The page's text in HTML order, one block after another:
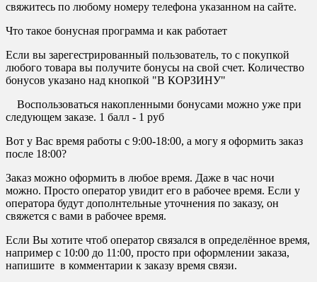
свяжитесь по любому номеру телефона указанном на сайте.
Что такое бонусная программа и как работает
Если вы зарегестрированный пользователь, то с покупкой
любого товара вы получите бонусы на свой счет. Количество
бонусов указано над кнопкой "В КОРЗИНУ"
Воспользоваться накопленными бонусами можно уже при
следующем заказе. 1 балл - 1 руб
Вот у Вас время работы с 9:00-18:00, а могу я оформить заказ
после 18:00?
Заказ можно оформить в любое время. Даже в час ночи
можно. Просто оператор увидит его в рабочее время. Если у
оператора будут дополнтельные уточнения по заказу, он
свяжется с вами в рабочее время.
Если Вы хотите чтоб оператор связался в определённое время,
например с 10:00 до 11:00, просто при оформлении заказа,
напишите в комментарии к заказу время связи.